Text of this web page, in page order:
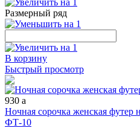
Размерный ряд
В корзину
Быстрый просмотр
930 a
Ночная сорочка женская
ФТ-10